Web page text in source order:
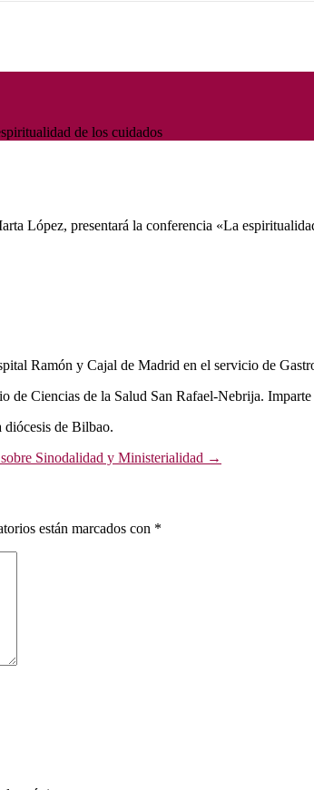
de los cuidados
López, presentará la conferencia «La
Ramón y Cajal de Madrid en el servicio de
de Ciencias de la Salud San Rafael-Nebrija.
diócesis de Bilbao.
Sinodalidad y Ministerialidad →
están marcados con *